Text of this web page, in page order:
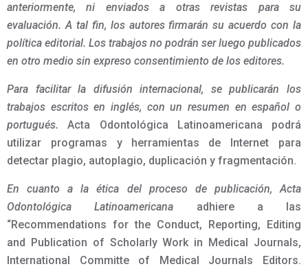
anteriormente, ni enviados a otras revistas para su
evaluación. A tal fin, los autores firmarán su acuerdo con la
política editorial. Los trabajos no podrán ser luego publicados
en otro medio sin expreso consentimiento de los editores.
Para facilitar la difusión internacional, se publicarán los
trabajos escritos en inglés, con un resumen en español o
portugués.Acta Odontológica Latinoamericana podrá
utilizar programas y herramientas de Internet para
detectar plagio, autoplagio, duplicación y fragmentación.
En cuanto a la ética del proceso de publicación, Acta
Odontológica Latinoamericana adhiere a las
“Recommendations for the Conduct, Reporting, Editing
and Publication of Scholarly Work in Medical Journals,
International Committe of Medical Journals Editors.